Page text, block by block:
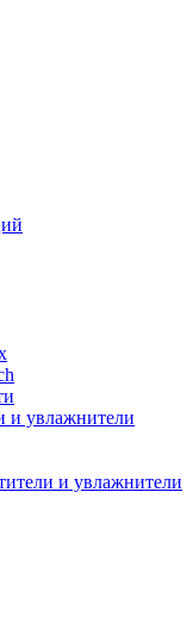
и увлажнители
и увлажнители